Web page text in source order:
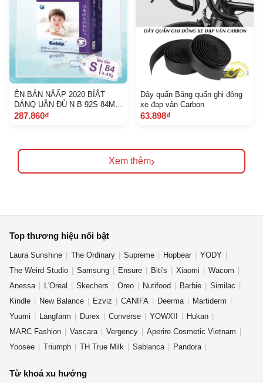
ÊN BẢN NÂẤP 2020 BỈẬT
DÁNQ UẦN ĐỦ N B 92S 84Md
66Mq 60Ld 56Lq 48X L 44 hà
287.860₫
Dây quấn Băng quấn ghi đông
xe đạp vân Carbon
63.898₫
Xem thêm›
Top thương hiệu nổi bật
Laura Sunshine The Ordinary Supreme Hopbear
YODY
The Weird Studio
Samsung Ensure Biti's Xiaomi
Wacom
Anessa
L'Oreal Skechers Oreo Nutifood Barbie
Similac
Kindle
New Balance Ezviz CANIFA Deerma
Martiderm
Yuumi
Langfarm Durex Converse YOWXII
Hukan
MARC Fashion
Vascara Vergency
Aperire Cosmetic Vietnam
Yoosee
Triumph TH True Milk Sablanca
Pandora
Từ khoá xu hướng